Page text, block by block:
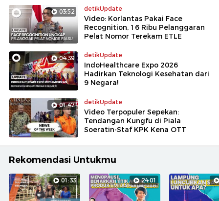
03:52 detikUpdate
Video: Korlantas Pakai Face
Recognition, 16 Ribu Pelanggaran
Pelat Nomor Terekam ETLE
04:39 detikUpdate
IndoHealthcare Expo 2026
Hadirkan Teknologi Kesehatan dari
9 Negara!
01:47 detikUpdate
Video Terpopuler Sepekan:
Tendangan Kungfu di Piala
Soeratin-Staf KPK Kena OTT
Rekomendasi Untukmu
01:33 24:01